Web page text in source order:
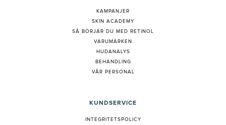
KAMPANJER
SKIN ACADEMY
SÅ BÖRJAR DU MED RETINOL
VARUMÄRKEN
HUDANALYS
BEHANDLING
VÅR PERSONAL
KUNDSERVICE
INTEGRITETSPOLICY